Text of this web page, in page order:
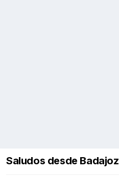
Saludos desde Badajoz